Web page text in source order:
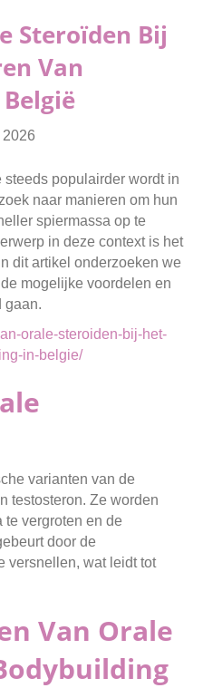
Steroïden Bij
Van
2026
populairder wordt in
naar manieren om hun
spiermassa op te
in deze context is het
dit artikel onderzoeken we
mogelijke voordelen en
gaan.
orale-steroiden-bij-het-
in-belgie/
varianten van de
testosteron. Ze worden
te vergroten en de
door de
versnellen, wat leidt tot
Van Orale